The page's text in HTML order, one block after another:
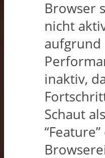
Browser
nicht
aufgrund
inaktiv,
Schaut